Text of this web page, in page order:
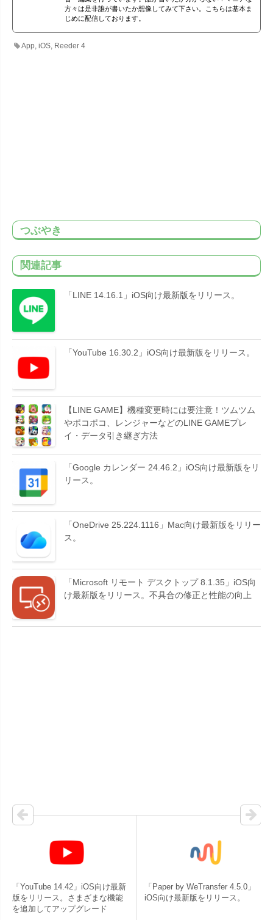
方々は是非誰が書いたか想像してみて下さい。こちらは基本ま
じめに配信しております。
App ,iOS Reeder 4
つぶやき
関連記事
「LINE 14.16.1」iOS向け最新版をリリース。
「YouTube 16.30.2」iOS向け最新版をリリース。
【LINE GAME】機種変更時には要注意！ツムツム
やポコポコ、レンジャーなどのLINE GAMEプレ
イ・データ引き継ぎ方法
「Google カレンダー 24.46.2」iOS向け最新版をリ
リース。
「OneDrive 25.224.1116」Mac向け最新版をリリー
ス。
「Microsoft リモート デスクトップ 8.1.35」iOS向
け最新版をリリース。不具合の修正と性能の向上
「YouTube 14.42」iOS向け最新
版をリリース。さまざまな機能
を追加してアップグレード
「Paper by WeTransfer 4.5.0」
iOS向け最新版をリリース。